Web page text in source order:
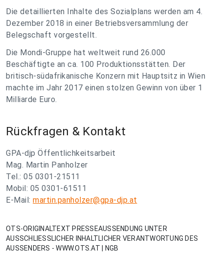
Die detaillierten Inhalte des Sozialplans werden am 4.
Dezember 2018 in einer Betriebsversammlung der
Belegschaft vorgestellt.
Die Mondi-Gruppe hat weltweit rund 26.000
Beschäftigte an ca. 100 Produktionsstätten. Der
britisch-südafrikanische Konzern mit Hauptsitz in Wien
machte im Jahr 2017 einen stolzen Gewinn von über 1
Milliarde Euro.
Rückfragen & Kontakt
GPA-djp Öffentlichkeitsarbeit
Mag. Martin Panholzer
Tel.: 05 0301-21511
Mobil: 05 0301-61511
E-Mail: martin.panholzer@gpa-djp.at
OTS-ORIGINALTEXT PRESSEAUSSENDUNG UNTER
AUSSCHLIESSLICHER INHALTLICHER VERANTWORTUNG DES
AUSSENDERS - WWW.OTS.AT | NGB